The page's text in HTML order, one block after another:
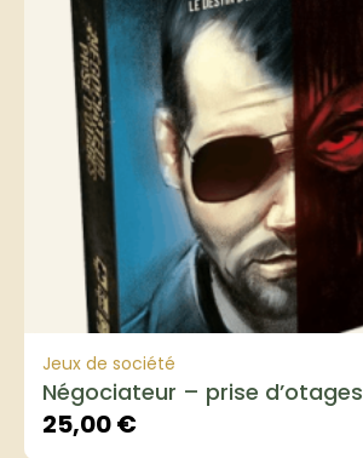
Jeux de société
Négociateur – prise d’otages
25,00€